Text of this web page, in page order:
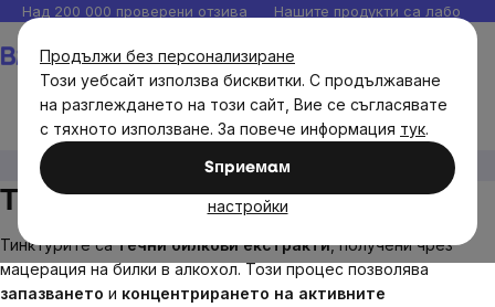
Продължи без персонализиране
Този уебсайт използва бисквитки. С продължаване
на разглеждането на този сайт, Вие се съгласявате
с тяхното използване. За повече информация тук.
Sпpиeмaм
настройки
Прескочи
към
съдържанието
Над 200 000 проверени отзива Нашите продукти са
Тинктури
Тинктури
Тинктурите сатечни билкови екстракти, получени чрез
мацерация на билки в алкохол. Този процес позволява
запазването и концентрирането на активните